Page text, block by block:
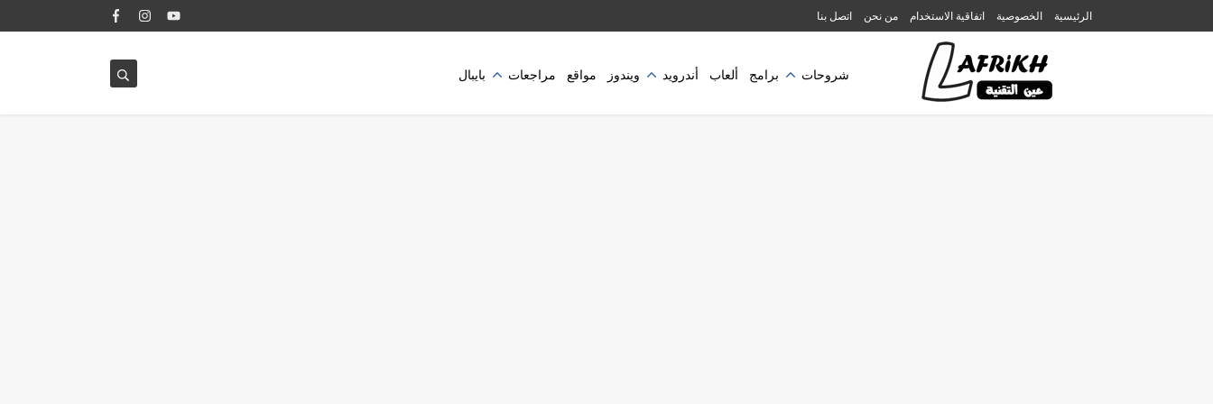
الرئيسية الخصوصية اتفاقية الاستخدام من نحن اتصل بنا
شروحات برامج ألعاب أندرويد ويندوز مواقع مراجعات بايبال